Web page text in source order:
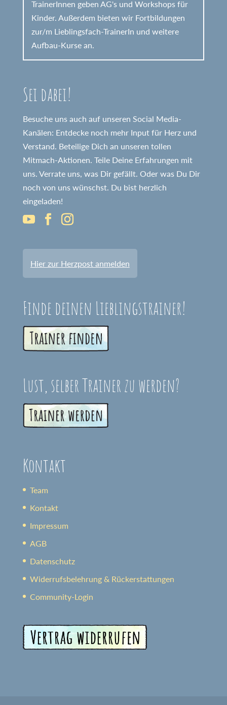
TrainerInnen geben AG's und Workshops für
Kinder. Außerdem bieten wir Fortbildungen
zur/m Lieblingsfach-TrainerIn und weitere
Aufbau-Kurse an.
Sei dabei!
Besuche uns auch auf unseren Social Media-
Kanälen: Entdecke noch mehr Input für Herz und
Verstand. Beteilige Dich an unseren tollen
Mitmach-Aktionen. Teile Deine Erfahrungen mit
uns. Verrate uns, was Dir gefällt. Oder was Du Dir
noch von uns wünschst. Du bist herzlich
eingeladen!
Hier zur Herzpost anmelden
Finde deinen Lieblingstrainer!
Lust, selber Trainer zu werden?
Kontakt
Team
Kontakt
Impressum
AGB
Datenschutz
Widerrufsbelehrung & Rückerstattungen
Community-Login